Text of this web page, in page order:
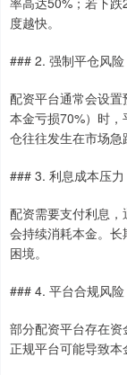
度越快。
### 2. 强制平仓风险
配资平台通常会设
本金亏损70%）时
仓往往发生在市场急
### 3. 利息成本压力
配资需要支付利息
会持续消耗本金。长
困境。
### 4. 平台合规风险
部分配资平台存在
正规平台可能导致本